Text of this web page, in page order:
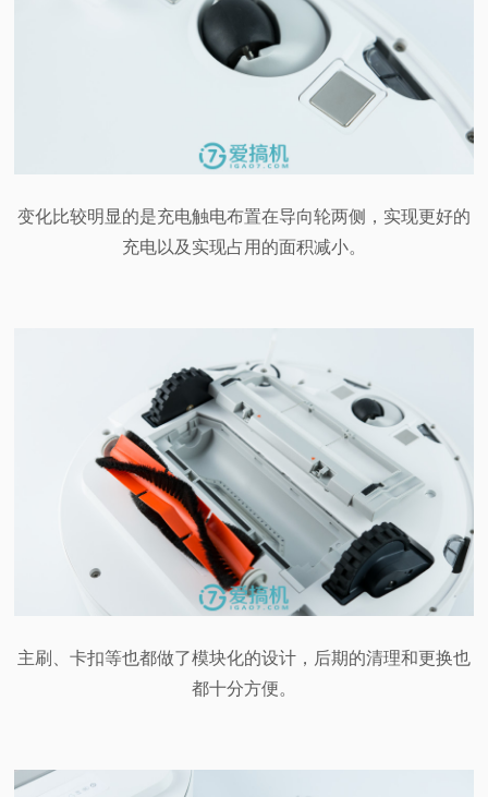
变化比较明显的是充电触电布置在导向轮两侧，实现更好的
充电以及实现占用的面积减小。
主刷、卡扣等也都做了模块化的设计，后期的清理和更换也
都十分方便。